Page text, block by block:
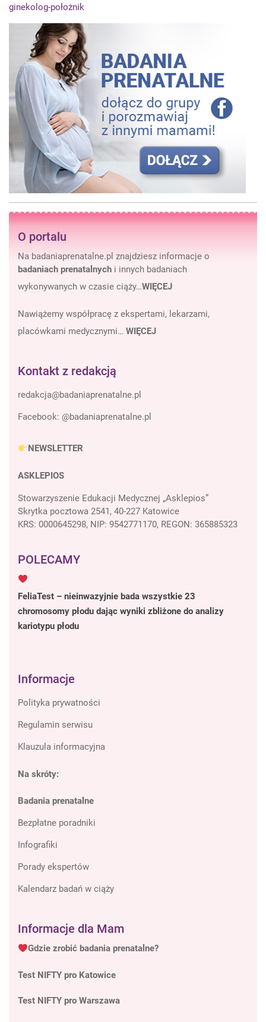
ginekolog-położnik
O portalu
Na badaniaprenatalne.pl znajdziesz informacje o
badaniach prenatalnych i innych badaniach
wykonywanych w czasie ciąży…WIĘCEJ
Nawiążemy współpracę z ekspertami, lekarzami,
placówkami medycznymi… WIĘCEJ
Kontakt z redakcją
Facebook: @badaniaprenatalne.pl
NEWSLETTER
ASKLEPIOS
Stowarzyszenie Edukacji Medycznej „Asklepios”
Skrytka pocztowa 2541, 40-227 Katowice
KRS: 0000645298, NIP: 9542771170, REGON: 365885323
POLECAMY
FeliaTest – nieinwazyjnie bada wszystkie 23
chromosomy płodu dając wyniki zbliżone do analizy
kariotypu płodu
Informacje
Polityka prywatności
Regulamin serwisu
Klauzula informacyjna
Na skróty:
Badania prenatalne
Bezpłatne poradniki
Infografiki
Porady ekspertów
Kalendarz badań w ciąży
Informacje dla Mam
Gdzie zrobić badania prenatalne?
Test NIFTY pro Katowice
Test NIFTY pro Warszawa